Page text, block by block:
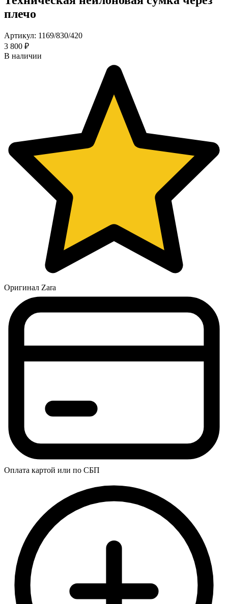
плечо
Артикул: 1169/830/420
3 800 ₽
В наличии
Оригинал Zara
Оплата картой или по СБП